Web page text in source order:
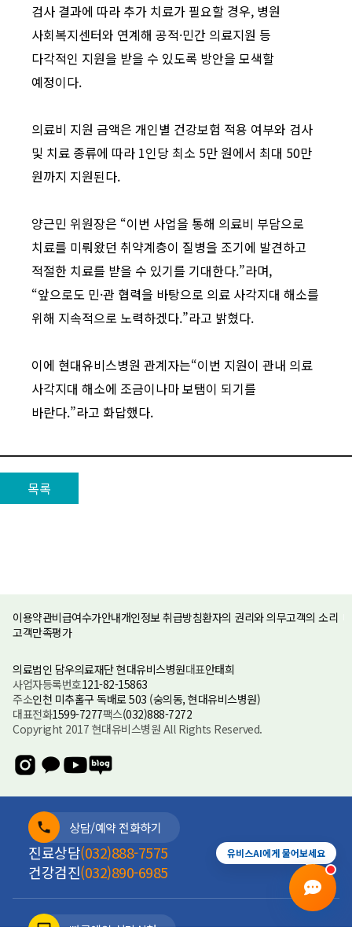
검사 결과에 따라 추가 치료가 필요할 경우, 병원
사회복지센터와 연계해 공적·민간 의료지원 등
다각적인 지원을 받을 수 있도록 방안을 모색할
예정이다.
의료비 지원 금액은 개인별 건강보험 적용 여부와 검사
및 치료 종류에 따라 1인당 최소 5만 원에서 최대 50만
원까지 지원된다.
양근민 위원장은 “이번 사업을 통해 의료비 부담으로
치료를 미뤄왔던 취약계층이 질병을 조기에 발견하고
적절한 치료를 받을 수 있기를 기대한다.”라며,
“앞으로도 민·관 협력을 바탕으로 의료 사각지대 해소를
위해 지속적으로 노력하겠다.”라고 밝혔다.
이에 현대유비스병원 관계자는“이번 지원이 관내 의료
사각지대 해소에 조금이나마 보탬이 되기를
바란다.”라고 화답했다.
목록
이용약관비급여수가안내개인정보 취급방침환자의 권리와 의무고객의 소리
고객만족평가
의료법인 담우의료재단 현대유비스병원대표안태희
사업자등록번호121-82-15863
주소인천 미추홀구 독배로 503 (숭의동, 현대유비스병원)
대표전화1599-7277팩스(032)888-7272
Copyright 2017 현대유비스병원 All Rights Reserved.
상담/예약 전화하기
진료상담(032)888-7575
건강검진(032)890-6985
빠른예약 상담신청
유비스AI에게 물어보세요
진료예약